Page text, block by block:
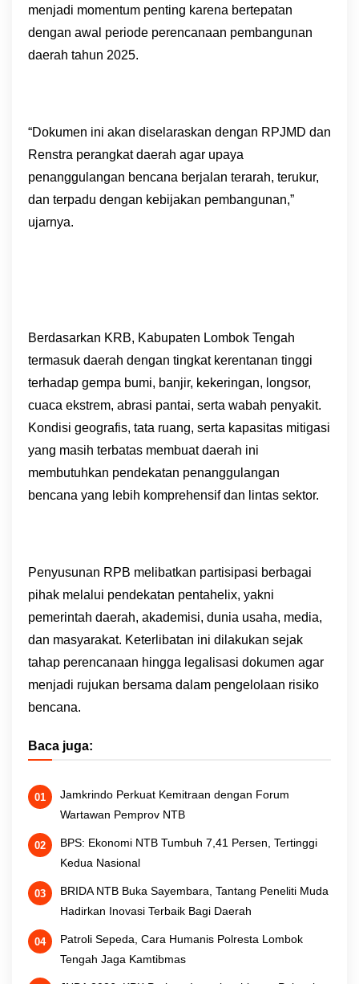
menjadi momentum penting karena bertepatan
dengan awal periode perencanaan pembangunan
daerah tahun 2025.
“Dokumen ini akan diselaraskan dengan RPJMD dan
Renstra perangkat daerah agar upaya
penanggulangan bencana berjalan terarah, terukur,
dan terpadu dengan kebijakan pembangunan,”
ujarnya.
Berdasarkan KRB, Kabupaten Lombok Tengah
termasuk daerah dengan tingkat kerentanan tinggi
terhadap gempa bumi, banjir, kekeringan, longsor,
cuaca ekstrem, abrasi pantai, serta wabah penyakit.
Kondisi geografis, tata ruang, serta kapasitas mitigasi
yang masih terbatas membuat daerah ini
membutuhkan pendekatan penanggulangan
bencana yang lebih komprehensif dan lintas sektor.
Penyusunan RPB melibatkan partisipasi berbagai
pihak melalui pendekatan pentahelix, yakni
pemerintah daerah, akademisi, dunia usaha, media,
dan masyarakat. Keterlibatan ini dilakukan sejak
tahap perencanaan hingga legalisasi dokumen agar
menjadi rujukan bersama dalam pengelolaan risiko
bencana.
Baca juga:
Jamkrindo Perkuat Kemitraan dengan Forum
Wartawan Pemprov NTB
BPS: Ekonomi NTB Tumbuh 7,41 Persen, Tertinggi
Kedua Nasional
BRIDA NTB Buka Sayembara, Tantang Peneliti Muda
Hadirkan Inovasi Terbaik Bagi Daerah
Patroli Sepeda, Cara Humanis Polresta Lombok
Tengah Jaga Kamtibmas